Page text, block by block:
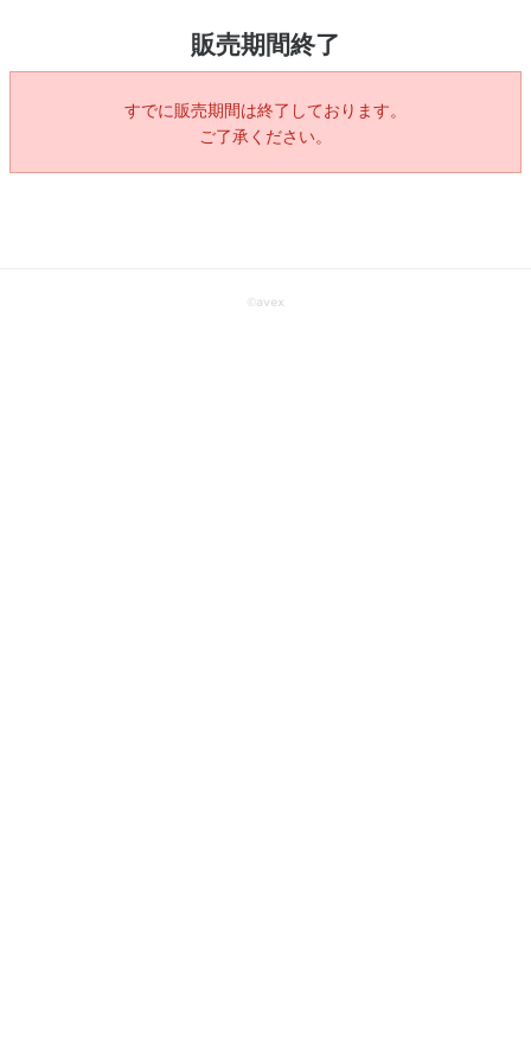
販売期間終了
すでに販売期間は終了しております。
ご了承ください。
© avex